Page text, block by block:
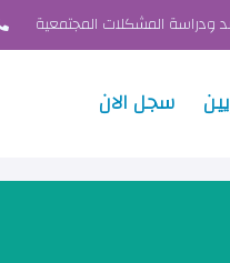
ودراسة المشكلات المجتمعية
سجل الان